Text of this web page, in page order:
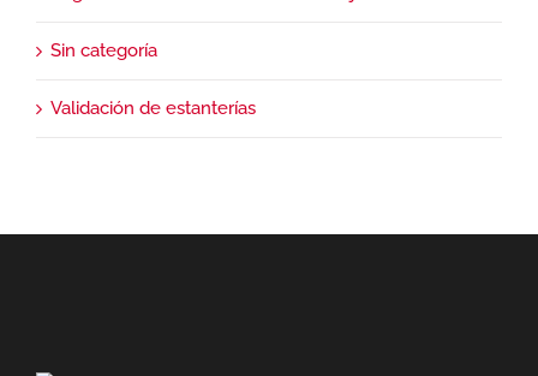
Sin categoría
Validación de estanterías